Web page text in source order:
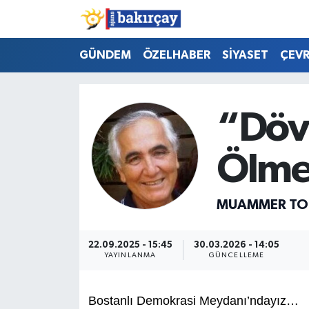
GÜNDEM ÖZELHABER SİYASET
MUAMMER
22.09.2025 - 15:45
YAYINLANMA
30.03.2026 - 14:05
GÜNCELLEME
Bostanlı Demokrasi Meydanı’ndayız…
İzmir Nöbetçi Eczaneler
İzmir Namaz Vakitleri
İzmir Trafik Yoğunluk Haritası
Süper Lig Puan Durumu ve Fikstür
Haber Arşivi